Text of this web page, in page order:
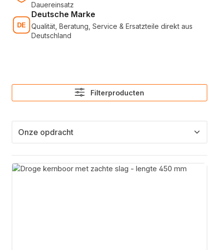
Dauereinsatz
Deutsche Marke
Qualität, Beratung, Service & Ersatzteile direkt aus
Deutschland
Filterproducten